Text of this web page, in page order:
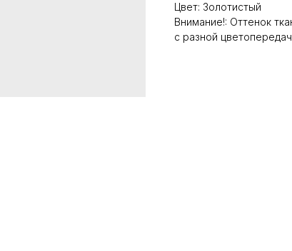
Цвет: Золотистый
Внимание!: Оттенок
с разной